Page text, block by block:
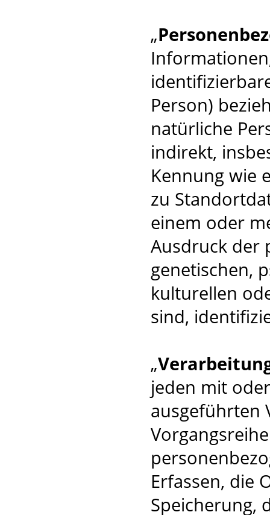
„
Person)
natürliche
indirekt,
Kennung wie
zu
einem oder
Ausdruck der
genetischen,
kulturellen
sind,
„
jeden mit
ausgeführten
Erfassen, die
Speicherung,